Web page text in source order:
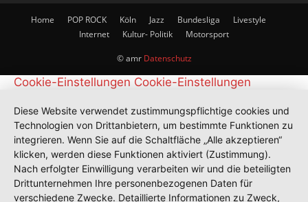
Home POP ROCK Köln Jazz Bundesliga
Livestyle
Internet
Kultur- Politik Motorsport
© amr Datenschutz
Cookie-Einstellungen Cookie-Einstellungen
Diese Website verwendet zustimmungspflichtige cookies und
Technologien von Drittanbietern, um bestimmte Funktionen zu
integrieren. Wenn Sie auf die Schaltfläche „Alle akzeptieren“
klicken, werden diese Funktionen aktiviert (Zustimmung).
Nach erfolgter Einwilligung verarbeiten wir und die beteiligten
Drittunternehmen Ihre personenbezogenen Daten für
verschiedene Zwecke. Detaillierte Informationen zu Zweck,